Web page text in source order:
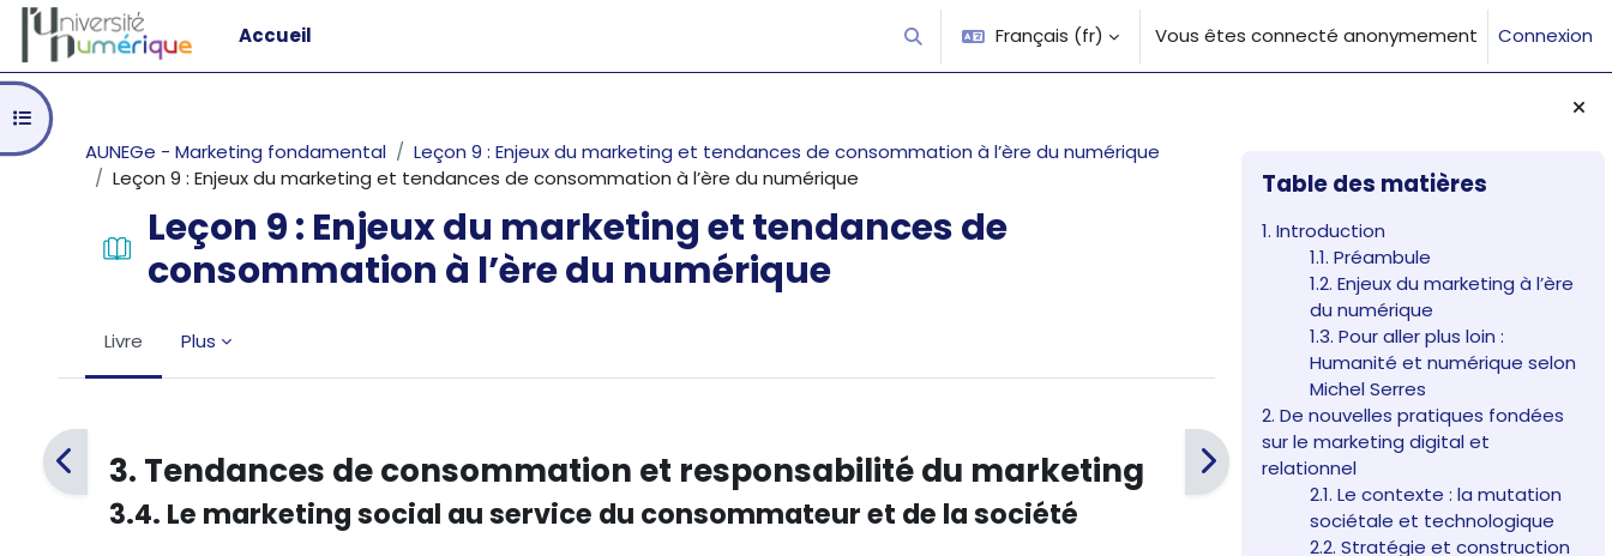
Passer au contenu principal
Accueil
Activer/désactiver la saisie de recherche
Français ‎(fr)‎ Vous êtes connecté anonymement Connexion
Blocs
Table des matières
1. Introduction
1.1. Préambule
1.2. Enjeux du marketing à l’ère
du numérique
1.3. Pour aller plus loin :
Humanité et numérique selon
Michel Serres
2. De nouvelles pratiques fondées
sur le marketing digital et
relationnel
2.1. Le contexte : la mutation
sociétale et technologique
2.2. Stratégie et construction
Ouvrir l’index du cours
AUNEGe - Marketing fondamental
Leçon 9 : Enjeux du marketing et tendances de consommation à l’ère du numérique
Leçon 9 : Enjeux du marketing et tendances de consommation à l’ère du numérique
Leçon 9 : Enjeux du marketing et tendances de
consommation à l’ère du numérique
Livre Plus
3. Tendances de consommation et responsabilité du marketing
3.4. Le marketing social au service du consommateur et de la société